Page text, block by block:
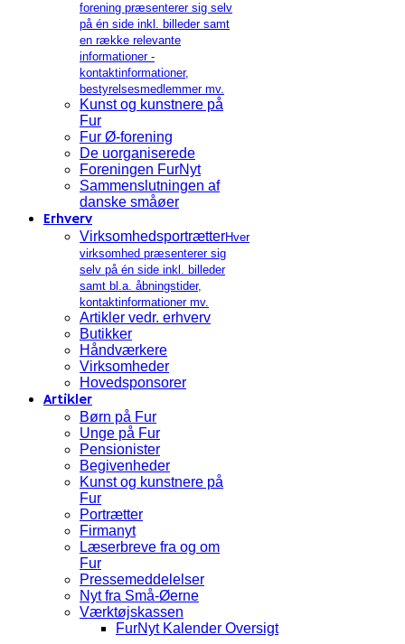
forening præsenterer sig selv
på én side inkl. billeder samt
en række relevante
informationer -
kontaktinformationer,
bestyrelsesmedlemmer mv.
Kunst og kunstnere på
Fur
Fur Ø-forening
De uorganiserede
Foreningen FurNyt
Sammenslutningen af
danske småøer
Erhverv
VirksomhedsportrætterHver
virksomhed præsenterer sig
selv på én side inkl. billeder
samt bl.a. åbningstider,
kontaktinformationer mv.
Artikler vedr. erhverv
Butikker
Håndværkere
Virksomheder
Hovedsponsorer
Artikler
Børn på Fur
Unge på Fur
Pensionister
Begivenheder
Kunst og kunstnere på
Fur
Portrætter
Firmanyt
Læserbreve fra og om
Fur
Pressemeddelelser
Nyt fra Små-Øerne
Værktøjskassen
FurNyt Kalender Oversigt